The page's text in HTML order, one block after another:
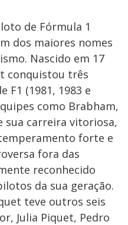
de Fórmula 1
dos maiores nomes
Nascido em 17
conquistou três
F1 (1981, 1983 e
como Brabham,
sua carreira vitoriosa,
forte e
fora das
reconhecido
da sua geração.
teve outros seis
Julia Piquet, Pedro